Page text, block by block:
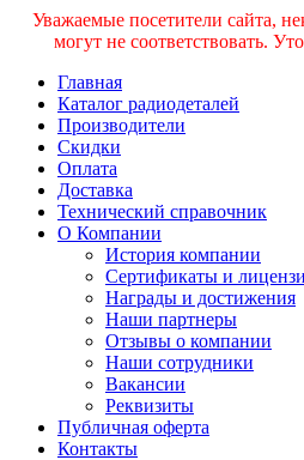
Уважаемые посетители сайта,
могут не соответствовать.
Главная
Каталог радиодеталей
Производители
Скидки
Оплата
Доставка
Технический справочник
О Компании
История компании
Сертификаты и
Награды и достижения
Наши партнеры
Отзывы о компании
Наши сотрудники
Вакансии
Реквизиты
Публичная оферта
Контакты